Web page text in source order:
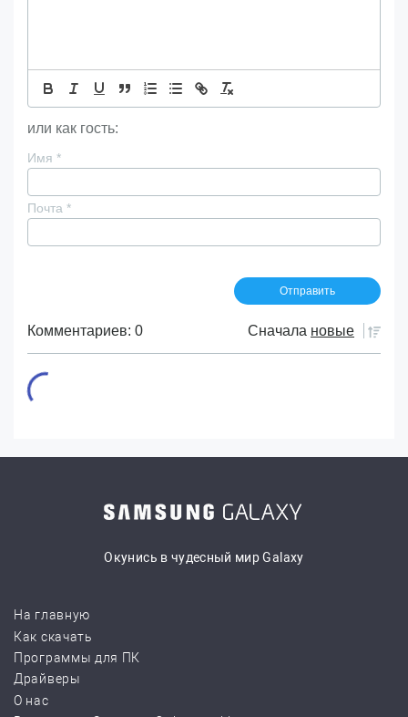
или как гость:
Имя *
Почта *
Комментариев: 0 Сначала новые
Окунись в чудесный мир Galaxy
На главную
Как скачать
Программы для ПК
Драйверы
О нас